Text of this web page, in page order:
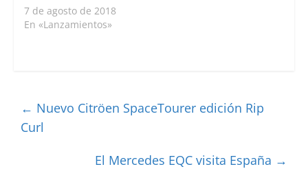
7 de agosto de 2018
En «Lanzamientos»
← Nuevo Citröen SpaceTourer edición Rip
Curl
El Mercedes EQC visita España →